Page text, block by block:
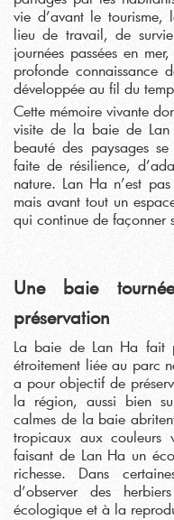
vie d’avant le
lieu de travail, de
journées passées en
profonde connaissance
développée au fil du
Cette mémoire vivante
visite de la baie de
beauté des paysages
faite de résilience,
nature. Lan Ha n’est
mais avant tout un
qui continue de façonner
Une baie
préservation
La baie de Lan Ha fait
étroitement liée au parc
a pour objectif de
la région, aussi bien
calmes de la baie
tropicaux aux couleurs
faisant de Lan Ha un
richesse. Dans
d’observer des
écologique et à la